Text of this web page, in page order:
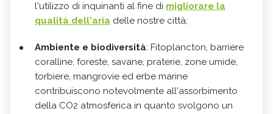
l'utilizzo di inquinanti al fine di migliorare la
qualità dell'aria delle nostre città;
Ambiente e biodiversità: Fitoplancton, barriere
coralline, foreste, savane, praterie, zone umide,
torbiere, mangrovie ed erbe marine
contribuiscono notevolmente all'assorbimento
della CO2 atmosferica in quanto svolgono un